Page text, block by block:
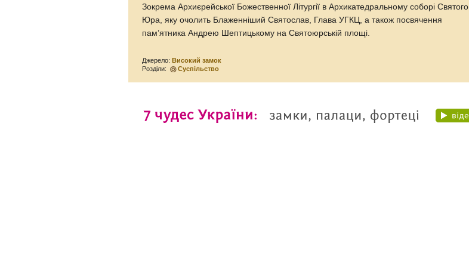
Зокрема Архиєрейської Божественної Літургії в Архикатедральному соборі Святого
Юра, яку очолить Блаженніший Святослав, Глава УГКЦ, а також посвячення
пам’ятника Андрею Шептицькому на Святоюрській площі.
Джерело:Високий замок
Розділи:
Суспільство